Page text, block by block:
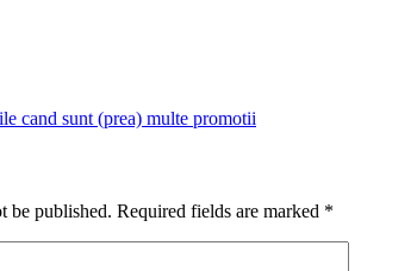
cand sunt (prea) multe promotii
be published. Required fields are marked *